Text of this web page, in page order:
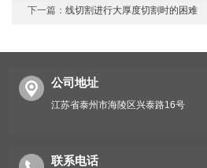
下一篇：线切割进行大厚度切割时的困难
公司地址
江苏省泰州市海陵区兴泰路16号
联系电话